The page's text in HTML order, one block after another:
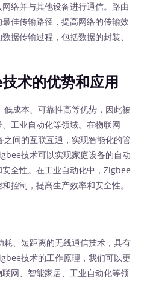
络并与其他设备进行通信。路由
佳传输路径，提高网络的传输效
据传输过程，包括数据的封装、
的优势和应用
成本、可靠性高等优势，因此被
工业自动化等领域。在物联网
间的互联互通，实现智能化的管
技术可以实现家庭设备的自动
全性。在工业自动化中，Zigbee
控制，提高生产效率和安全性。
、短距离的无线通信技术，具有
技术的工作原理，我们可以更
网、智能家居、工业自动化等领